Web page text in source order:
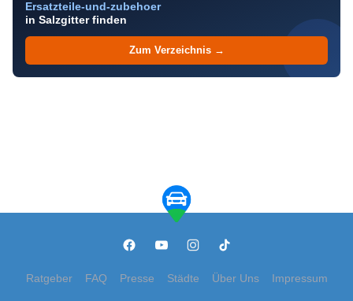
Ersatzteile-und-zubehoer
in Salzgitter finden
Zum Verzeichnis →
Ratgeber FAQ Presse Städte Über Uns Impressum